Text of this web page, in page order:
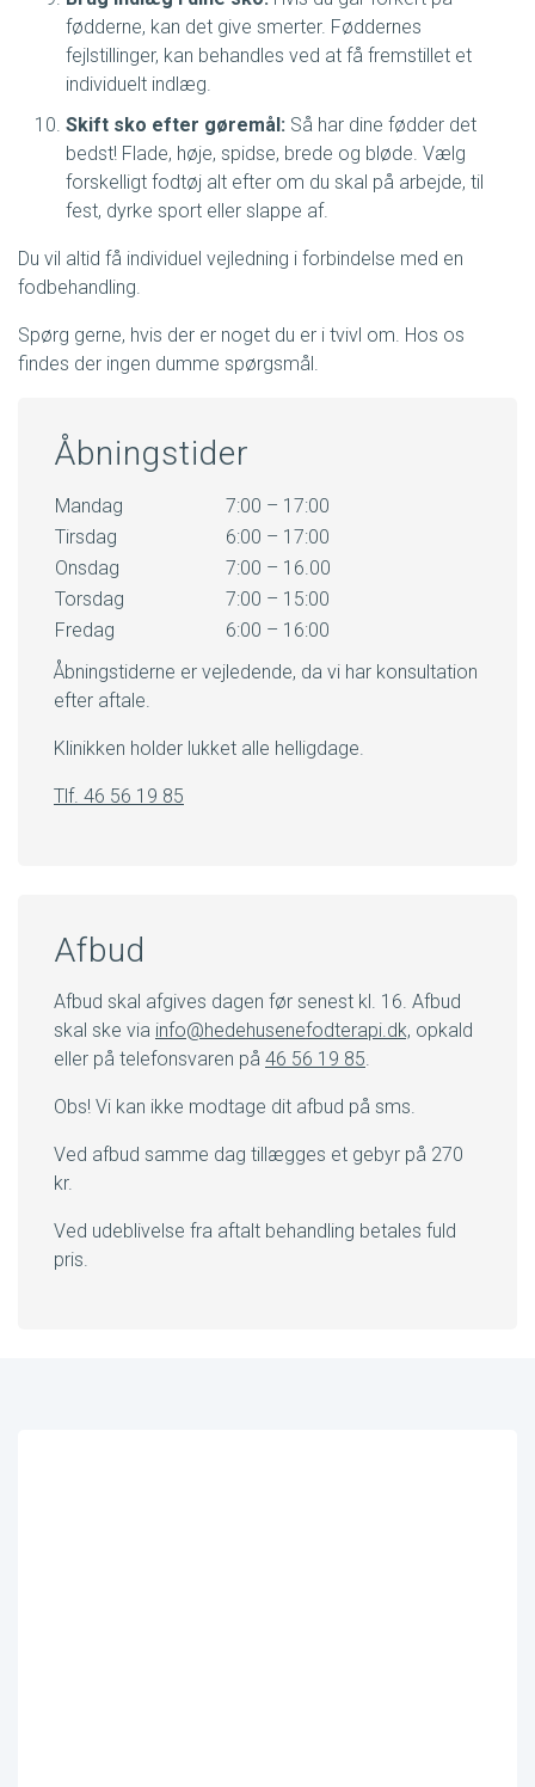
fødderne, kan det give smerter. Føddernes
fejlstillinger, kan behandles ved at få fremstillet et
individuelt indlæg.
Skift sko efter gøremål: Så har dine fødder det
bedst! Flade, høje, spidse, brede og bløde. Vælg
forskelligt fodtøj alt efter om du skal på arbejde, til
fest, dyrke sport eller slappe af.
Du vil altid få individuel vejledning i forbindelse med en
fodbehandling.
Spørg gerne, hvis der er noget du er i tvivl om. Hos os
findes der ingen dumme spørgsmål.
Åbningstider
Mandag
7:00 – 17:00
Tirsdag
6:00 – 17:00
Onsdag
7:00 – 16.00
Torsdag
7:00 – 15:00
Fredag
6:00 – 16:00
Åbningstiderne er vejledende, da vi har konsultation
efter aftale.
Klinikken holder lukket alle helligdage.
Tlf. 46 56 19 85
Afbud
Afbud skal afgives dagen før senest kl. 16. Afbud
skal ske via info@hedehusenefodterapi.dk, opkald
eller på telefonsvaren på 46 56 19 85.
Obs! Vi kan ikke modtage dit afbud på sms.
Ved afbud samme dag tillægges et gebyr på 270
kr.
Ved udeblivelse fra aftalt behandling betales fuld
pris.